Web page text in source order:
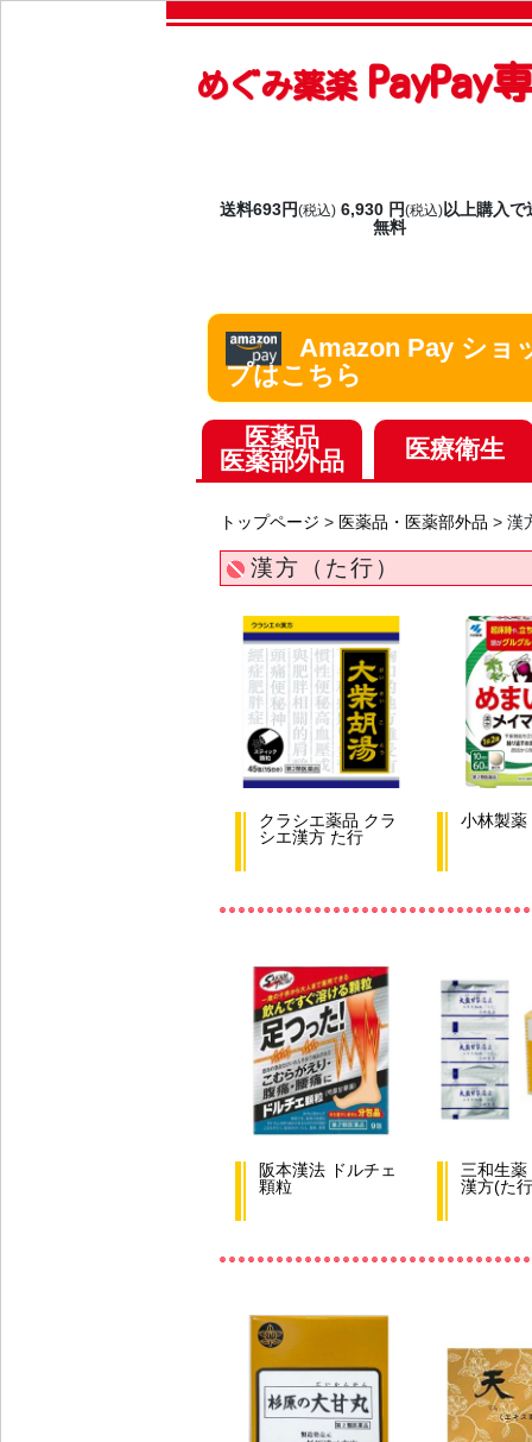
めぐみ薬楽 PayPay
送料693円(税込)6,930 円(税込)以上購入で
無料
Amazon Pay ショ
プはこちら
医薬品
医薬部外品
医療衛生
トップページ > 医薬品・医薬部外品 > 漢
漢方（た行）
クラシエ薬品 クラ
シエ漢方 た行
小林製薬
阪本漢法 ドルチェ
顆粒
三和生薬
漢方(た